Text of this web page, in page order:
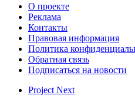
О проекте
Реклама
Контакты
Правовая информация
Политика
Обратная связь
Подписаться на новости
Project Next